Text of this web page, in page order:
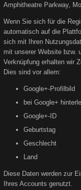
Amphitheatre Parkway,
Wenn Sie sich für die
automatisch auf die
sich mit Ihren
mit unserer Website bzw.
Verknüpfung erhalten wir
Dies sind vor allem:
Google+-Profilbild
bei Google+
Google+-ID
Geburtstag
Geschlecht
Land
Diese Daten werden zur
Ihres Accounts genutzt.